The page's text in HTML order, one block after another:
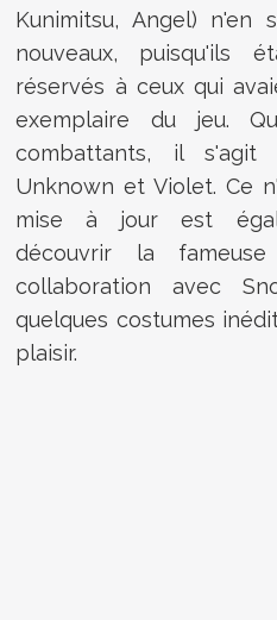
Kunimitsu, Angel) n'en
nouveaux, puisqu'ils
réservés à ceux qui
exemplaire du jeu.
combattants, il s'agit
Unknown et Violet. Ce
mise à jour est
découvrir la
collaboration avec
quelques costumes
plaisir.